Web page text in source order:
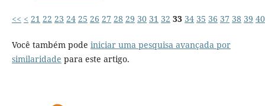
<< < 21 22 23 24 25 26 27 28 29 30 31 32 33 34 35 36 37 38 39 40
Você também pode iniciar uma pesquisa avançada por
similaridade para este artigo.